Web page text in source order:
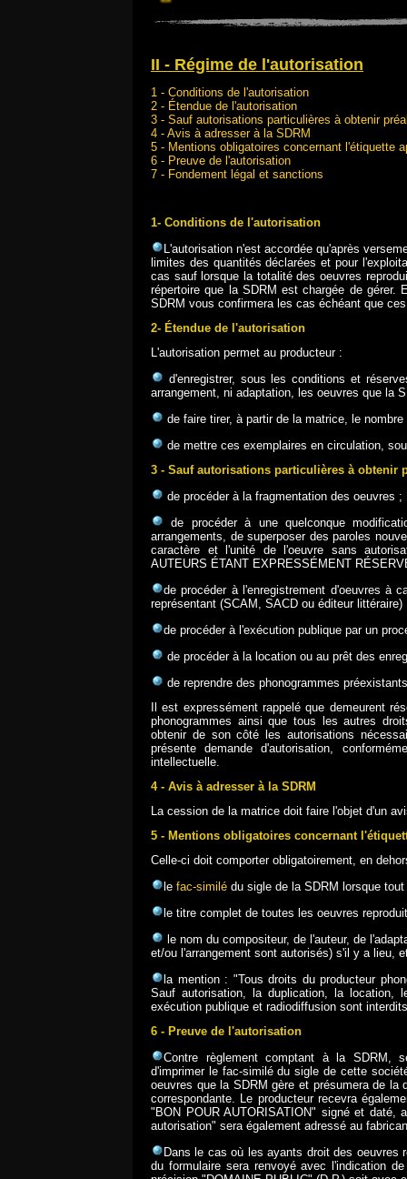
II - Régime de l'autorisation
1 - Conditions de l'autorisation
2 - Étendue de l'autorisation
3 - Sauf autorisations particulières à obtenir
4 - Avis à adresser à la SDRM
5 - Mentions obligatoires concernant l'étiquette
6 - Preuve de l'autorisation
7 - Fondement légal et sanctions
1- Conditions de l'autorisation
L'autorisation n'est accordée qu'après
limites des quantités déclarées et pour
cas sauf lorsque la totalité des oeuvres
répertoire que la SDRM est chargée de gérer.
SDRM vous confirmera les cas échéant que
2- Étendue de l'autorisation
L'autorisation permet au producteur :
d'enregistrer, sous les conditions et
arrangement, ni adaptation, les oeuvres que la
de faire tirer, à partir de la matrice, le
de mettre ces exemplaires en circulation,
3 - Sauf autorisations particulières à obtenir
de procéder à la fragmentation des oeuvres ;
de procéder à une quelconque
arrangements, de superposer des paroles
caractère et l'unité de l'oeuvre sans
AUTEURS ÉTANT EXPRESSÉMENT
de procéder à l'enregistrement d'oeuvres à
représentant (SCAM, SACD ou éditeur littéraire)
de procéder à l'exécution publique par un
de procéder à la location ou au prêt des
de reprendre des phonogrammes
Il est expressément rappelé que demeurent
phonogrammes ainsi que tous les autres
obtenir de son côté les autorisations
présente demande d'autorisation,
intellectuelle.
4 - Avis à adresser à la SDRM
La cession de la matrice doit faire l'objet d'un
5 - Mentions obligatoires concernant
Celle-ci doit comporter obligatoirement, en
le fac-similé du sigle de la SDRM lorsque
le titre complet de toutes les oeuvres
le nom du compositeur, de l'auteur, de
et/ou l'arrangement sont autorisés) s'il y a lieu,
la mention : "Tous droits du producteur
Sauf autorisation, la duplication, la
exécution publique et radiodiffusion sont
6 - Preuve de l'autorisation
Contre règlement comptant à la SDRM,
d'imprimer le fac-similé du sigle de cette
oeuvres que la SDRM gère et présumera de la
correspondante. Le producteur recevra
"BON POUR AUTORISATION" signé et daté,
autorisation" sera également adressé au
Dans le cas où les ayants droit des oeuvres
du formulaire sera renvoyé avec l'indication